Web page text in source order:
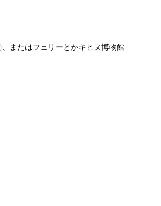
またはフェリーとかキヒヌ博物館